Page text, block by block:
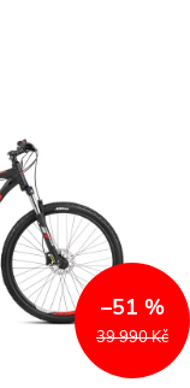
39 990 Kč
–51 %